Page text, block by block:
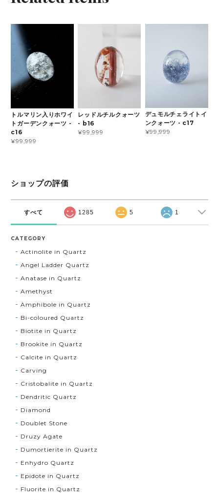
トルマリン入りホワイ
トガーデンクォーツ -
c16
¥99,999
レッドルチルクォーツ
- b16
¥99,999
デュモルチェライトイ
ンクォーツ - c17
¥99,999
ショップの評価
すべて 1285 5 1
CATEGORY
Actinolite in Quartz
Angel Ladder Quartz
Anatase in Quartz
Amethyst
Amphibole in Quartz
Bi-coloured Quartz
Biotite in Quartz
Brookite in Quartz
Calcite in Quartz
Carving
Cristobalite in Quartz
Dendritic Quartz
Diamond
Doublet Stone
Druzy Agate
Dumortierite in Quartz
Enhydro Quartz
Epidote in Quartz
Fluorite in Quartz